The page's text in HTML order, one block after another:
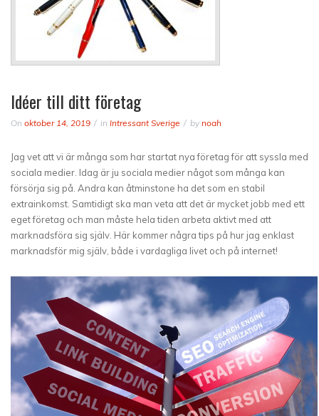
Idéer till ditt företag
On oktober 14, 2019 in Intressant Sverige by noah
Jag vet att vi är många som har startat nya företag för att syssla med
sociala medier. Idag är ju sociala medier något som många kan
försörja sig på. Andra kan åtminstone ha det som en stabil
extrainkomst. Samtidigt ska man veta att det är mycket jobb med ett
eget företag och man måste hela tiden arbeta aktivt med att
marknadsföra sig själv. Här kommer några tips på hur jag enklast
marknadsför mig själv, både i vardagliga livet och på internet!